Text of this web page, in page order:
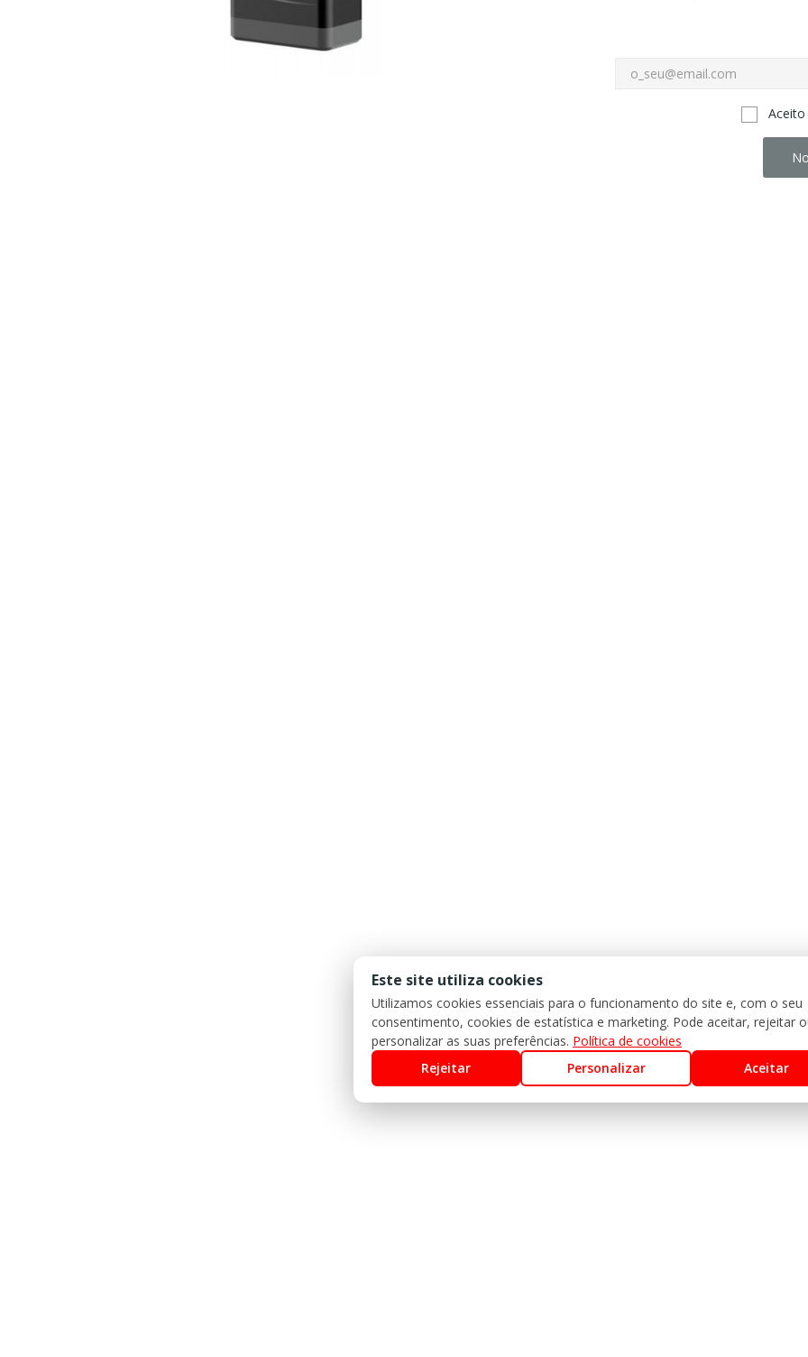
Este site utiliza cookies
Utilizamos cookies essenciais para o funcionamento do site e, com o seu
consentimento, cookies de estatística e marketing. Pode aceitar, rejeitar
personalizar as suas preferências. Política de cookies
Rejeitar
Personalizar Aceitar